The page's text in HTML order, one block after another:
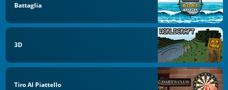
Battaglia
3D
Tiro Al Piattello